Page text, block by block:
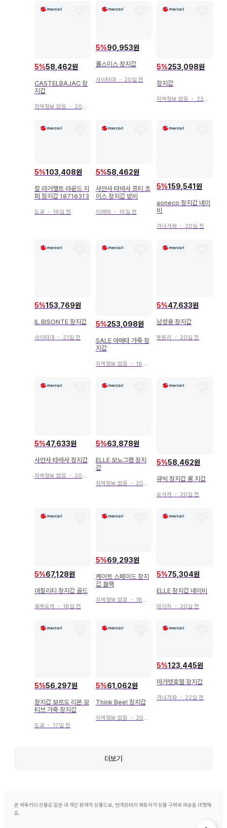
5%58,462원
CASTELBAJAC 장
지갑
지역정보 없음 ・ 20일 전
5%90,953원
폴스미스 장지갑
사이타마・ 20일 전
5%253,098원
장지갑
지역정보 없음 ・ 22일 전
5%103,408원
칼 라거펠트 라운드 지
퍼 장지갑 18716313
도쿄 ・ 16일 전
5%58,462원
사만사 타바사 프티 초
이스 장지갑 밤비
이와테 ・ 15일 전
5%159,541원
aoneco 장지갑 네이
비
가나가와 ・ 20일 전
5%153,769원
IL BISONTE 장지갑
사이타마 ・ 21일 전
5%253,098원
SALE 아에타 가죽 장
지갑
지역정보 없음 ・ 18일 전
5%47,633원
남성용 장지갑
돗토리 ・ 20일 전
5%47,633원
사만사 타바사 장지갑
지역정보 없음 ・ 20일 전
5%63,878원
ELLE 모노그램 장지
갑
지역정보 없음 ・ 20일 전
5%58,462원
큐빅 장지갑 롱 지갑
오사카 ・ 20일 전
5%67,128원
아질리티 장지갑 골드
후쿠오카 ・ 18일 전
5%69,293원
케이트 스페이드 장지
갑 블랙
지역정보 없음 ・ 18일 전
5%75,304원
ELLE 장지갑 네이비
아이치 ・ 20일 전
5%56,297원
장지갑 보르도 리본 모
티브 가죽 장지갑
도쿄 ・ 17일 전
5%61,062원
Think Bee! 장지갑
지역정보 없음 ・ 20일 전
5%123,445원
마가렛호웰 장지갑
가나가와 ・ 22일 전
더보기
본 메루카리 상품은 일본 내 개인 판매자 상품으로, 번개장터의 제휴사가 상품 구매와 배송을 대행해
요.